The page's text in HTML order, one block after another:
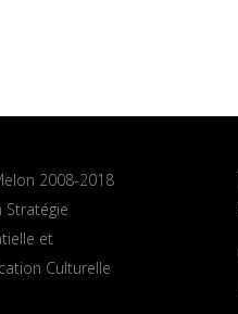
2008-2018
Stratégie
et
Culturelle